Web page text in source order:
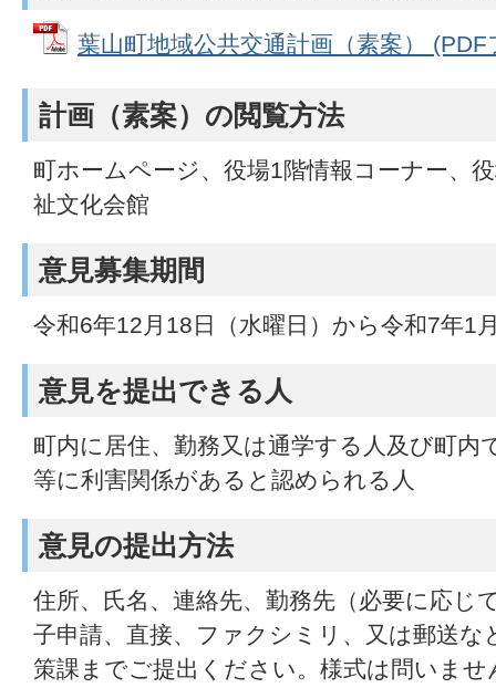
葉山町地域公共交通計画（素案）
計画（素案）の閲覧方法
町ホームページ、役場1階情報コーナー、
祉文化会館
意見募集期間
令和6年12月18日（水曜日）から令和7年1
意見を提出できる人
町内に居住、勤務又は通学する人及び町内
等に利害関係があると認められる人
意見の提出方法
住所、氏名、連絡先、勤務先（必要に応じ
子申請、直接、ファクシミリ、又は郵送な
策課までご提出ください。様式は問いま